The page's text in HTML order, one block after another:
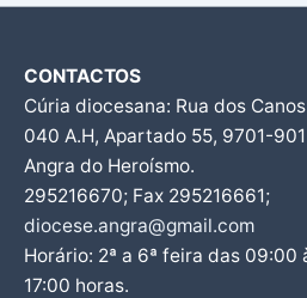
CONTACTOS
Cúria diocesana: Rua dos
040 A.H, Apartado 55, 9701-901
Angra do Heroísmo.
295216670; Fax 295216661;
diocese.angra@gmail.com
Horário: 2ª a 6ª feira das 09:00
17:00 horas.